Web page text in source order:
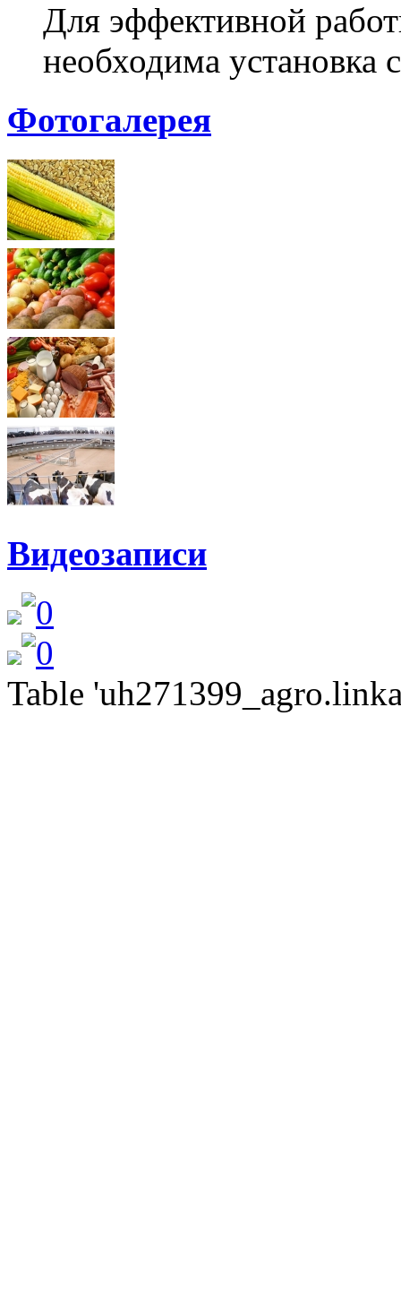
Для эффективной
необходима установка
Фотогалерея
Видеозаписи
Table